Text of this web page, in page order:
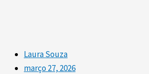
Laura Souza
março 27, 2026